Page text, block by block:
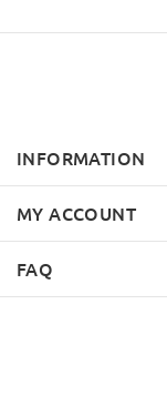
INFORMATION
MY ACCOUNT
FAQ